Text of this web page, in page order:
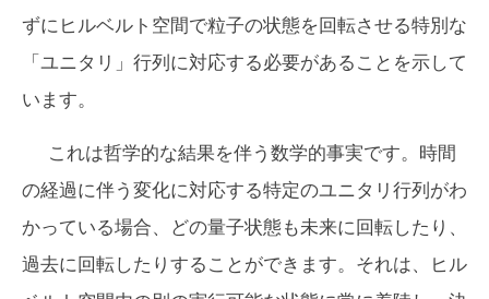
ずにヒルベルト空間で粒子の状態を回転させる特別な
「ユニタリ」行列に対応する必要があることを示して
います。
これは哲学的な結果を伴う数学的事実です。時間
の経過に伴う変化に対応する特定のユニタリ行列がわ
かっている場合、どの量子状態も未来に回転したり、
過去に回転したりすることができます。それは、ヒル